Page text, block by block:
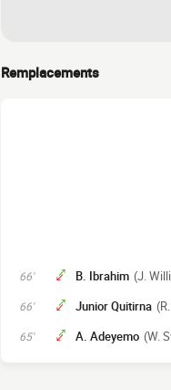
Remplacements
66' B. Ibrahim (J.
66' Junior Quitirna
65' A. Adeyemo (W.